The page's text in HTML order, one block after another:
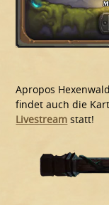
Apropos
findet auch die
Livestream statt!